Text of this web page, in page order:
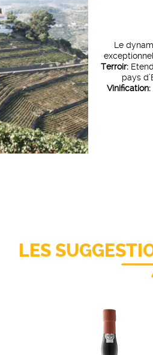
Le
Terroir:
pays
Vinification:
LES